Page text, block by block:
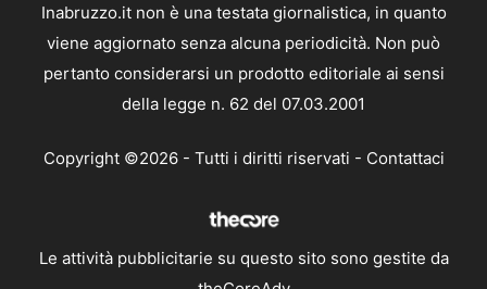
Inabruzzo.it non è una testata giornalistica, in quanto
viene aggiornato senza alcuna periodicità. Non può
pertanto considerarsi un prodotto editoriale ai sensi
della legge n. 62 del 07.03.2001
Copyright ©2026 - Tutti i diritti riservati - Contattaci
Le attività pubblicitarie su questo sito sono gestite da